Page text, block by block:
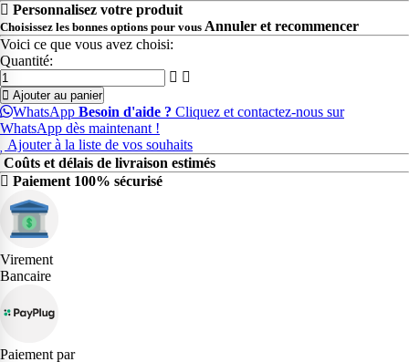
Personnalisez votre produit
Choisissez les bonnes options pour vous Annuler et recommencer
Voici ce que vous avez choisi:
Quantité:
Ajouter au panier
WhatsApp Besoin d'aide ? Cliquez et contactez-nous sur
WhatsApp dès maintenant !
Ajouter à la liste de vos souhaits
Coûts et délais de livraison estimés
Paiement 100% sécurisé
Virement
Bancaire
Paiement par